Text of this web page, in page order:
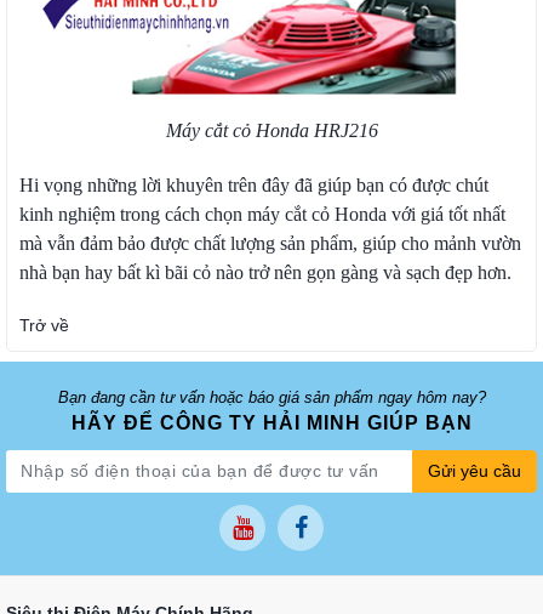
Máy cắt cỏ Honda HRJ216
Hi vọng những lời khuyên trên đây đã giúp bạn có được chút
kinh nghiệm trong cách chọn máy cắt cỏ Honda với giá tốt nhất
mà vẫn đảm bảo được chất lượng sản phẩm, giúp cho mảnh vườn
nhà bạn hay bất kì bãi cỏ nào trở nên gọn gàng và sạch đẹp hơn.
Trở về
Bạn đang cần tư vấn hoặc báo giá sản phẩm ngay hôm nay?
HÃY ĐỂ CÔNG TY HẢI MINH GIÚP BẠN
Gửi yêu cầu